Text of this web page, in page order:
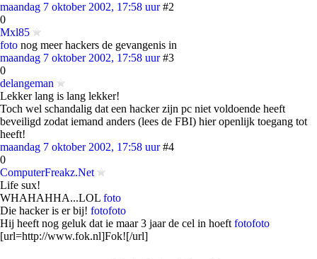
maandag 7 oktober 2002, 17:58 uur #2
0
Mxl85
foto nog meer hackers de gevangenis in
maandag 7 oktober 2002, 17:58 uur #3
0
delangeman
Lekker lang is lang lekker!
Toch wel schandalig dat een hacker zijn pc niet voldoende heeft
beveiligd zodat iemand anders (lees de FBI) hier openlijk toegang tot
heeft!
maandag 7 oktober 2002, 17:58 uur #4
0
ComputerFreakz.Net
Life sux!
WHAHAHHA...LOL foto
Die hacker is er bij! fotofoto
Hij heeft nog geluk dat ie maar 3 jaar de cel in hoeft fotofoto
[url=http://www.fok.nl]Fok![/url]